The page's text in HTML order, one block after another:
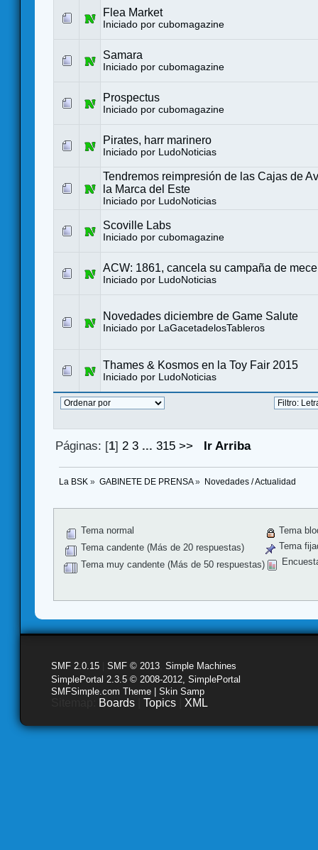
Flea Market
Iniciado por cubomagazine
Samara
Iniciado por cubomagazine
Prospectus
Iniciado por cubomagazine
Pirates, harr marinero
Iniciado por LudoNoticias
Tendremos reimpresión de las Cajas de
la Marca del Este
Iniciado por LudoNoticias
Scoville Labs
Iniciado por cubomagazine
ACW: 1861, cancela su campaña de
Iniciado por LudoNoticias
Novedades diciembre de Game Salute
Iniciado por LaGacetadelosTableros
Thames & Kosmos en la Toy Fair 2015
Iniciado por LudoNoticias
Páginas: [1] 2 3 ...315 >> Ir Arriba
La BSK » GABINETE DE PRENSA» Novedades / Actualidad
Tema normal
Tema candente (Más de 20 respuestas)
Tema muy candente (Más de 50 respuestas)
Tema
Tema
SMF 2.0.15 SMF © 2013 Simple Machines
SimplePortal 2.3.5 © 2008-2012, SimplePortal
SMFSimple.com Theme | Skin Samp
Boards Topics XML